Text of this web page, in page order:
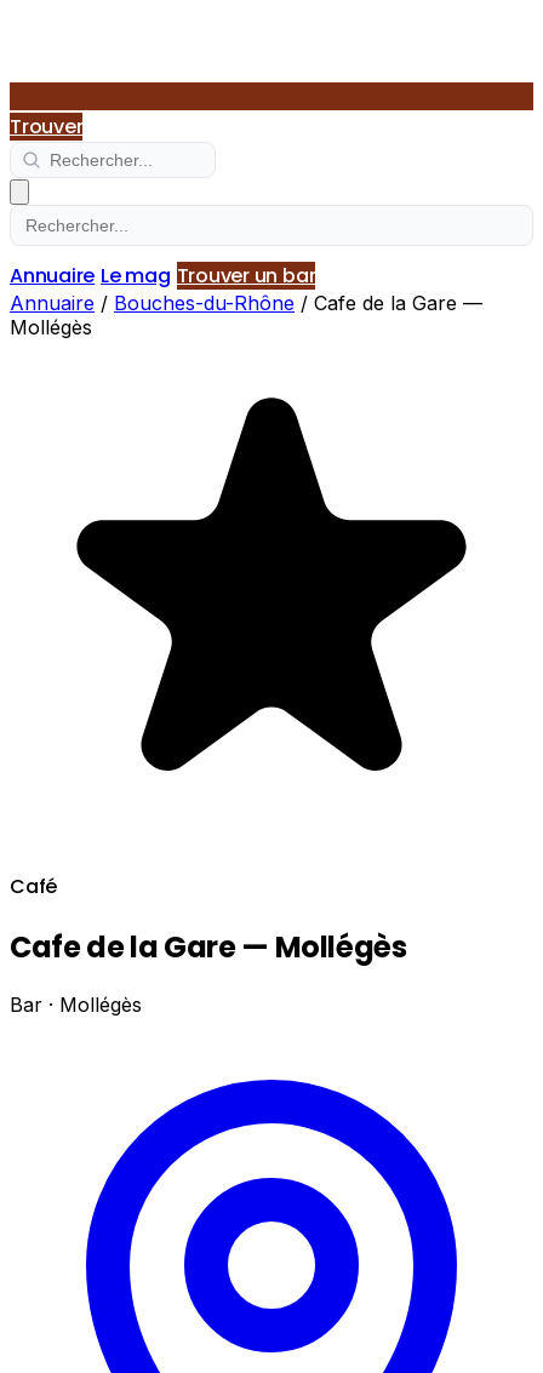
Trouver
Annuaire Le mag Trouver un bar
Annuaire / Bouches-du-Rhône / Cafe de la Gare —
Mollégès
Café
Cafe de la Gare — Mollégès
Bar · Mollégès